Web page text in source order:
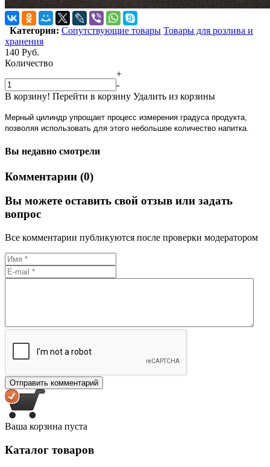
Категория: Сопутствующие товары Товары для розлива и
хранения
140 Руб.
Количество
+
-
В корзину! Перейти в корзину Удалить из корзины
Мерный цилиндр упрощает процесс измерения градуса продукта,
позволяя использовать для этого небольшое количество напитка.
Вы недавно смотрели
Комментарии (0)
Вы можете оставить свой отзыв или задать
вопрос
Все комментарии публикуются после проверки модератором
Ваша корзина пуста
Каталог товаров